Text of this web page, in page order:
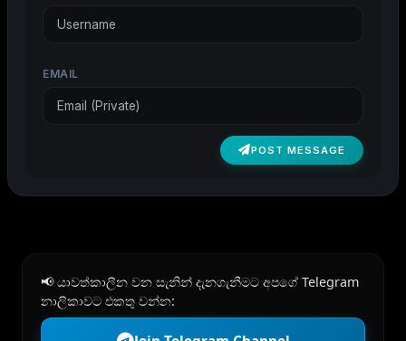
EMAIL
POST MESSAGE
📢 යාවත්කාලීන වන සැනින් දැනගැනීමට අපගේ Telegram
නාලිකාවට එකතු වන්න: